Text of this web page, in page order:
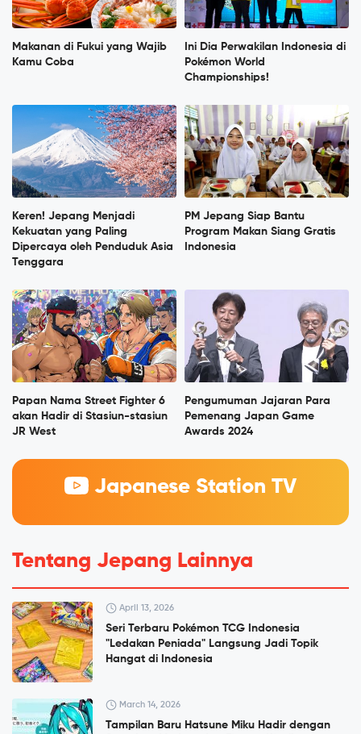
Makanan di Fukui yang Wajib
Kamu Coba
Ini Dia Perwakilan Indonesia di
Pokémon World
Championships!
Keren! Jepang Menjadi
Kekuatan yang Paling
Dipercaya oleh Penduduk Asia
Tenggara
PM Jepang Siap Bantu
Program Makan Siang Gratis
Indonesia
Papan Nama Street Fighter 6
akan Hadir di Stasiun-stasiun
JR West
Pengumuman Jajaran Para
Pemenang Japan Game
Awards 2024
Japanese Station TV
Tentang Jepang Lainnya
April 13, 2026
Seri Terbaru Pokémon TCG Indonesia
"Ledakan Peniada" Langsung Jadi Topik
Hangat di Indonesia
March 14, 2026
Tampilan Baru Hatsune Miku Hadir dengan